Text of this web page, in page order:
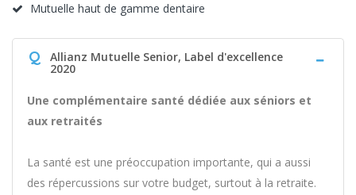
Mutuelle haut de gamme dentaire
Q Allianz Mutuelle Senior, Label d'excellence
2020
Une complémentaire santé dédiée aux séniors et
aux retraités
La santé est une préoccupation importante, qui a aussi
des répercussions sur votre budget, surtout à la retraite.